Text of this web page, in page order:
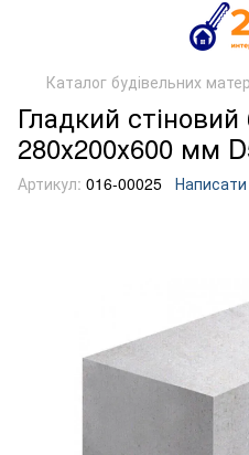
Каталог будівельних
Гладкий
280х200х600 мм
Артикул: 016-00025 Написати